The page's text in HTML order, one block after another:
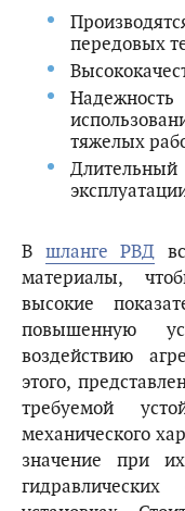
передовых
тяжелых
В шланге РВД
материалы,
высокие
повышенную
воздействию
этого,
требуемой
механического
значение при